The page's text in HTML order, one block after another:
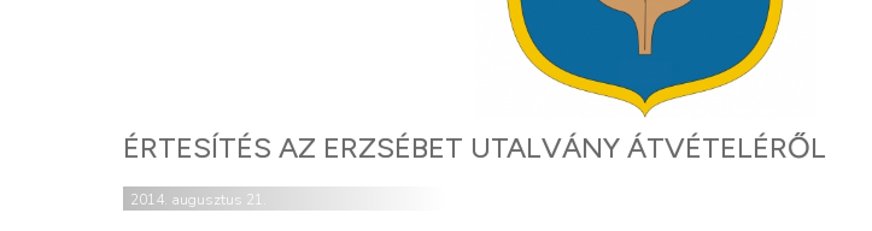
ÉRTESÍTÉS AZ ERZSÉBET UTALVÁNY ÁTVÉTELÉRŐL
2014. augusztus 21.